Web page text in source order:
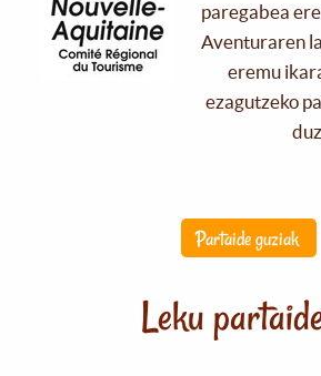
paregabea
Aventuraren
eremu
ezagutzeko
Partaide guziak
Leku